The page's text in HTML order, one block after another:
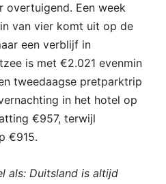
overtuigend. Een week
van vier komt uit op de
een verblijf in
is met €2.021 evenmin
tweedaagse pretparktrip
in het hotel op
€957, terwijl
€915.
als: Duitsland is altijd